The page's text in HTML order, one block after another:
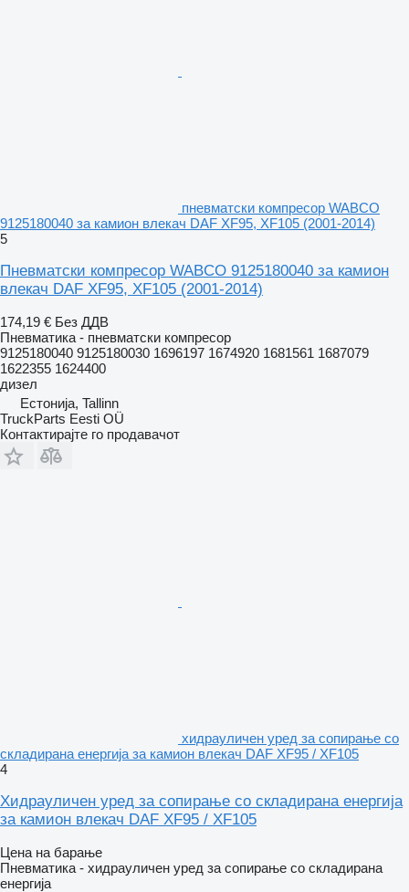
пневматски компресор WABCO
9125180040 за камион влекач DAF XF95, XF105 (2001-2014)
5
Пневматски компресор WABCO 9125180040 за камион
влекач DAF XF95, XF105 (2001-2014)
174,19 € Без ДДВ
Пневматика - пневматски компресор
9125180040 9125180030 1696197 1674920 1681561 1687079
1622355 1624400
дизел
Естонија, Tallinn
TruckParts Eesti OÜ
Контактирајте го продавачот
хидрауличен уред за сопирање со
складирана енергија за камион влекач DAF XF95 / XF105
4
Хидрауличен уред за сопирање со складирана енергија
за камион влекач DAF XF95 / XF105
Цена на барање
Пневматика - хидрауличен уред за сопирање со складирана
енергија